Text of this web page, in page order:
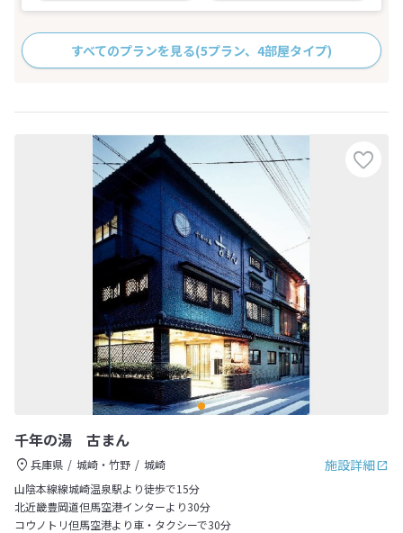
すべてのプランを見る(5プラン、4部屋タイプ)
千年の湯 古まん
施設詳細
兵庫県 城崎・竹野
城崎
山陰本線線城崎温泉駅より徒歩で15分
北近畿豊岡道但馬空港インターより30分
コウノトリ但馬空港より車・タクシーで30分